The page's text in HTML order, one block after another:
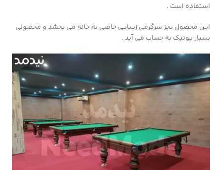
استفاده است .
این محصول بجز سرگرمی زیبایی خاصی به خانه می بخشد و محصولی
بسیار یونیک به حساب می آید .